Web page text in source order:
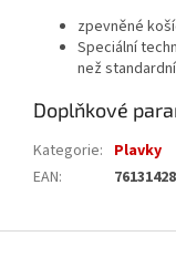
zpevněné
Speciální
než
Doplňkové
Kategorie: Plavky
EAN: